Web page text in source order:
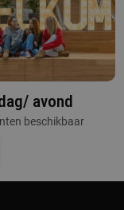
avond
beschikbaar